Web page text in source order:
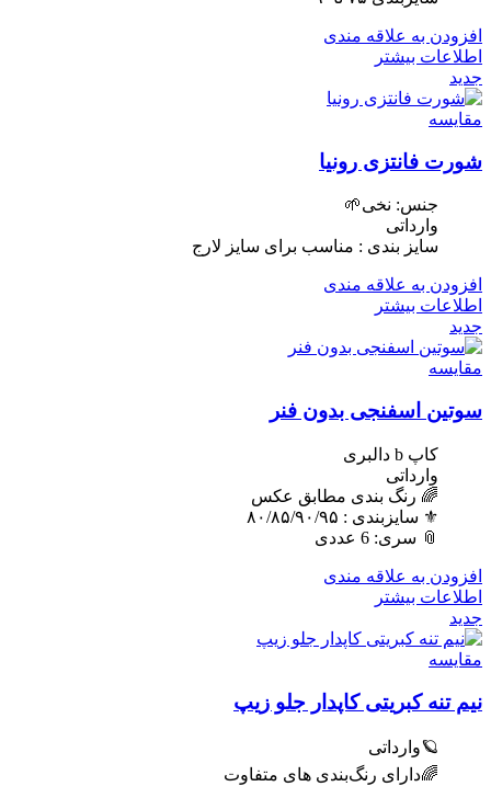
افزودن به علاقه مندی
اطلاعات بیشتر
جدید
مقایسه
شورت فانتزی رونیا
جنس: نخی🌱
وارداتی
سایز بندی : مناسب برای سایز لارج
افزودن به علاقه مندی
اطلاعات بیشتر
جدید
مقایسه
سوتین اسفنجی بدون فنر
کاپ b دالبری
وارداتی
🌈 رنگ بندی مطابق عکس
⚜️ سایزبندی : ٨٠/٨۵/٩٠/٩۵
📎 سری: 6 عددی
افزودن به علاقه مندی
اطلاعات بیشتر
جدید
مقایسه
نیم تنه کبریتی کاپدار جلو زیپ
🪐وارداتی
🌈دارای رنگ‌بندی های متفاوت